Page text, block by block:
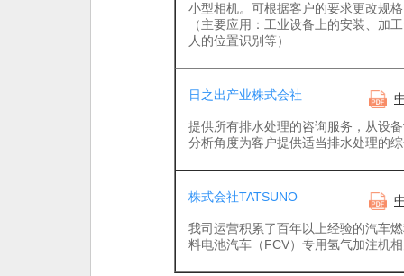
小型相机。可根据客户的要求更改规
（主要应用：工业设备上的安装、加
人的位置识别等）
日之出产业株式会社
提供所有排水处理的咨询服务，从设
分析角度为客户提供适当排水处理的
株式会社TATSUNO
我司运营积累了百年以上经验的汽车
料电池汽车（FCV）专用氢气加注机